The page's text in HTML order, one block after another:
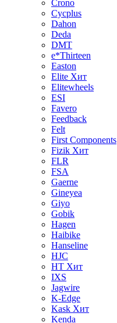
Crono
Cycplus
Dahon
Deda
DMT
e*Thirteen
Easton
Elite Хит
Elitewheels
ESI
Favero
Feedback
Felt
First Components
Fizik Хит
FLR
FSA
Gaerne
Gineyea
Giyo
Gobik
Hagen
Haibike
Hanseline
HJC
HT Хит
IXS
Jagwire
K-Edge
Kask Хит
Kenda